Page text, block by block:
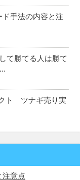
手法の内容と注
て勝てる人は勝て
ト ツナギ売り実
注意点